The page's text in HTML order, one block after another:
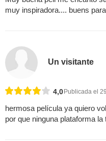
muy inspiradora.... buens
Un visitante
4,0 Publicada el
hermosa película ya quiero
por que ninguna plataforma la